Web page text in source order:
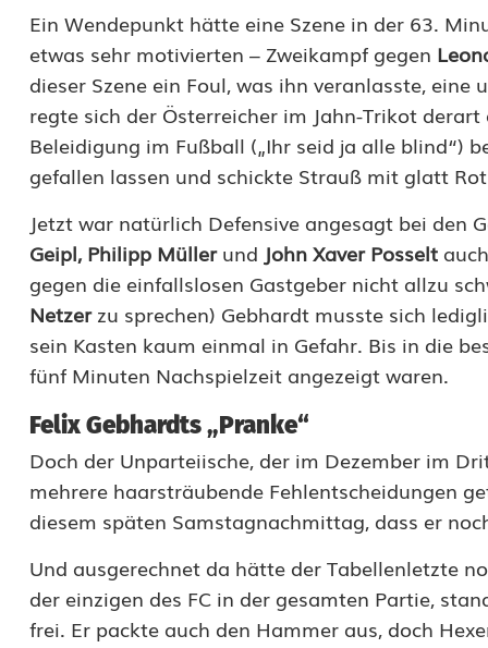
s
e
i
d
e
n
e
n
F
a
d
e
n
h
ä
Ein Wendepunkt hätte eine Szene in der 63.
etwas sehr motivierten – Zweikampf gegen
dieser Szene ein Foul, was ihn veranlasste,
regte sich der Österreicher im Jahn-Trikot
Beleidigung im Fußball („Ihr seid ja alle blind“)
gefallen lassen und schickte Strauß mit glatt
Jetzt war natürlich Defensive angesagt bei den
Geipl, Philipp Müllerund John Xaver Posselt
gegen die einfalls­losen Gastgeber nicht allzu
Netzerzu sprechen) Gebhardt musste sich
sein Kasten kaum einmal in Gefahr. Bis in die
fünf Minuten Nachspielzeit angezeigt waren.
Felix Gebhardts „Pranke“
Doch der Unparteiische, der im Dezember im
mehrere haarsträubende Fehlentscheidungen
diesem späten Samstagnachmittag, dass er
Und ausgerechnet da hätte der Tabellenletzte
der einzigen des FC in der gesamten Partie,
frei. Er packte auch den Hammer aus, doch